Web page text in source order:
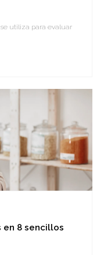
utiliza para evaluar
en 8 sencillos